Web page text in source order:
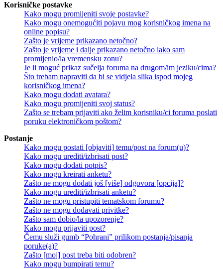
Korisničke postavke
Kako mogu promijeniti svoje postavke?
Kako mogu onemogućiti pojavu mog korisničkog imena na
online popisu?
Zašto je vrijeme prikazano netočno?
Zašto je vrijeme i dalje prikazano netočno iako sam
promijenio/la vremensku zonu?
Je li moguć prikaz sučelja foruma na drugom/im jeziku/cima?
Što trebam napraviti da bi se vidjela slika ispod mojeg
korisničkog imena?
Kako mogu dodati avatara?
Kako mogu promijeniti svoj status?
Zašto se trebam prijaviti ako želim korisniku/ci foruma poslati
poruku elektroničkom poštom?
Postanje
Kako mogu postati [objaviti] temu/post na forum(u)?
Kako mogu urediti/izbrisati post?
Kako mogu dodati potpis?
Kako mogu kreirati anketu?
Zašto ne mogu dodati još [više] odgovora [opcija]?
Kako mogu urediti/izbrisati anketu?
Zašto ne mogu pristupiti tematskom forumu?
Zašto ne mogu dodavati privitke?
Zašto sam dobio/la upozorenje?
Kako mogu prijaviti post?
Čemu služi gumb “Pohrani” prilikom postanja/pisanja
poruke(a)?
Zašto [moj] post treba biti odobren?
Kako mogu bumpirati temu?